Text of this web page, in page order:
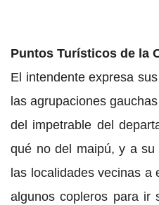
Puntos Turísticos de la
El intendente expresa
las agrupaciones
del impetrable del
qué no del maipú, y a
las localidades vecinas a
algunos copleros para ir